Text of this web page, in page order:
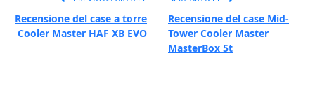
Recensione del case a torre
Cooler Master HAF XB EVO
Recensione del case Mid-
Tower Cooler Master
MasterBox 5t